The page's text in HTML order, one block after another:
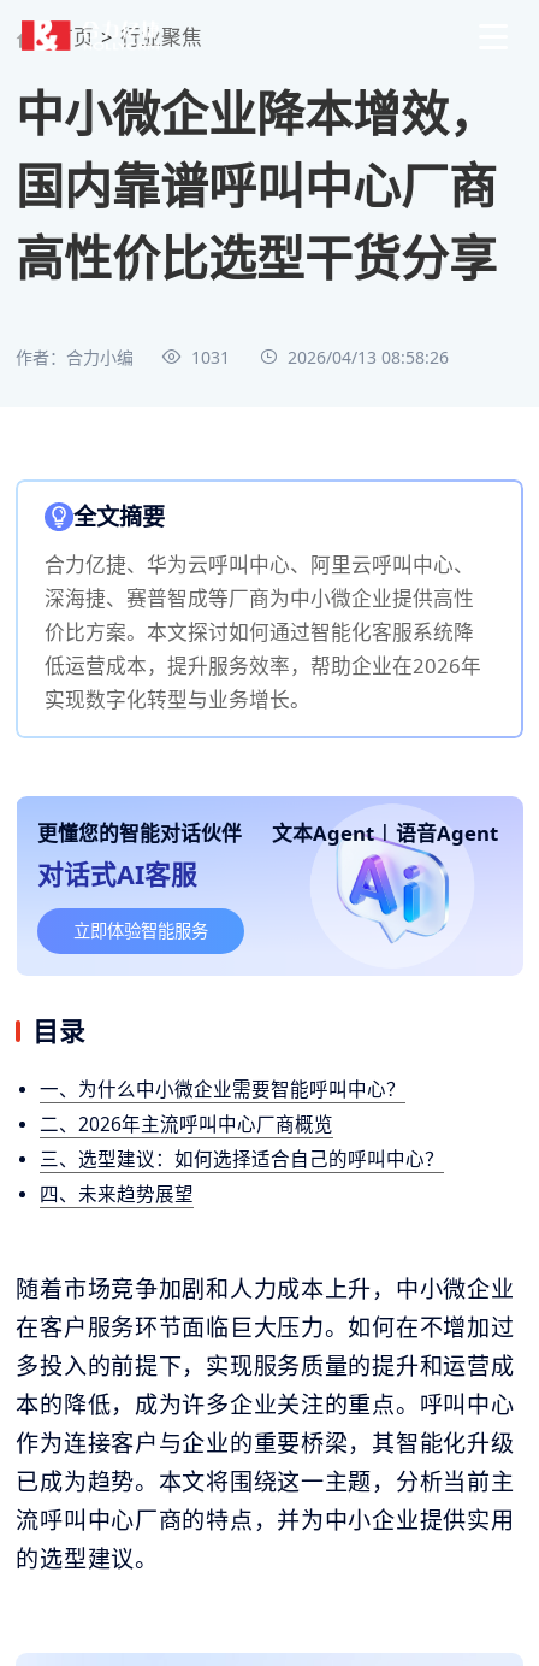
首页 > 行业聚焦
中小微企业降本增效，
国内靠谱呼叫中心厂商
高性价比选型干货分享
作者：合力小编 1031 2026/04/13 08:58:26
全文摘要
合力亿捷、华为云呼叫中心、阿里云呼叫中心、
深海捷、赛普智成等厂商为中小微企业提供高性
价比方案。本文探讨如何通过智能化客服系统降
低运营成本，提升服务效率，帮助企业在2026年
实现数字化转型与业务增长。
更懂您的智能对话伙伴 文本Agent | 语音Agent
对话式AI客服
立即体验智能服务
目录
一、为什么中小微企业需要智能呼叫中心？
二、2026年主流呼叫中心厂商概览
三、选型建议：如何选择适合自己的呼叫中心？
四、未来趋势展望
随着市场竞争加剧和人力成本上升，中小微企业
在客户服务环节面临巨大压力。如何在不增加过
多投入的前提下，实现服务质量的提升和运营成
本的降低，成为许多企业关注的重点。呼叫中心
作为连接客户与企业的重要桥梁，其智能化升级
已成为趋势。本文将围绕这一主题，分析当前主
流呼叫中心厂商的特点，并为中小企业提供实用
的选型建议。